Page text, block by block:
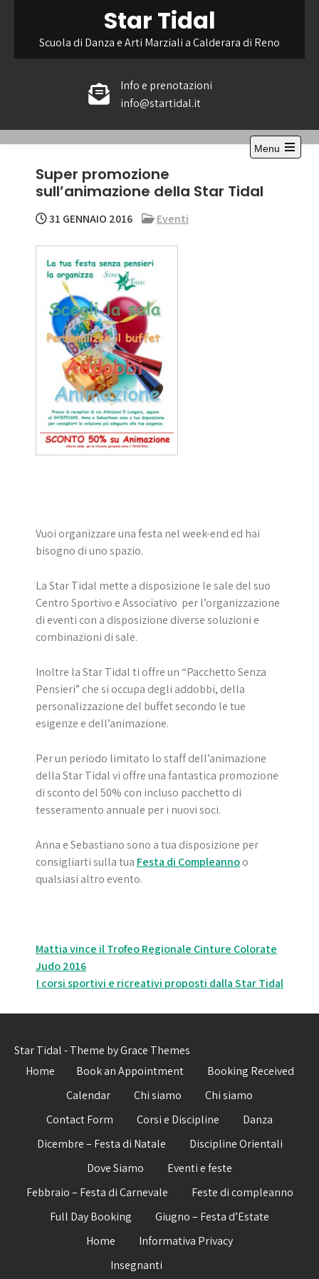
Star Tidal
Scuola di Danza e Arti Marziali a Calderara di Reno
Info e prenotazioni
info@startidal.it
Menu
Open
Super promozione
sull’animazione della Star Tidal
31 GENNAIO 2016 Eventi
Vuoi organizzare una festa nel week-end ed hai
bisogno di uno spazio.
La Star Tidal mette a disposizione le sale del suo
Centro Sportivo e Associativo per l’organizzazione
di eventi con a disposizione diverse soluzioni e
combinazioni di sale.
Inoltre la Star Tidal ti offre un “Pacchetto Senza
Pensieri” che si occupa degli addobbi, della
personalizzazione del buffet secondo le tue
esigenze e dell’animazione.
Per un periodo limitato lo staff dell’animazione
della Star Tidal vi offre una fantastica promozione
di sconto del 50% con incluso pacchetto di
tesseramento annuale per i nuovi soci.
Anna e Sebastiano sono a tua disposizione per
consigliarti sulla tua Festa di Compleannoo
qualsiasi altro evento.
Navigazione
articoli
Mattia vince il Trofeo Regionale Cinture Colorate
Judo 2016
I corsi sportivi e ricreativi proposti dalla Star Tidal
Star Tidal - Theme by Grace Themes
Home
Book an Appointment
Booking Received
Calendar
Chi siamo
Chi siamo
Contact Form
Corsi e Discipline
Danza
Dicembre – Festa di Natale
Discipline Orientali
Dove Siamo
Eventi e feste
Febbraio – Festa di Carnevale
Feste di compleanno
Full Day Booking
Giugno – Festa d’Estate
Home
Informativa Privacy
Insegnanti